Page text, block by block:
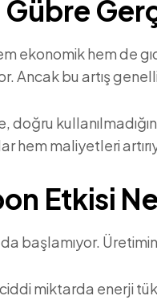
Gübre
ekonomik hem de
Ancak bu artış
doğru
hem maliyetleri
Etkisi
başlamıyor.
miktarda enerji